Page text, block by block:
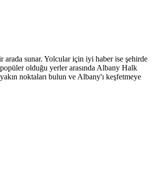
sunar. Yolcular için iyi haber ise şehirde
olduğu yerler arasında Albany Halk
noktaları bulun ve Albany'ı keşfetmeye